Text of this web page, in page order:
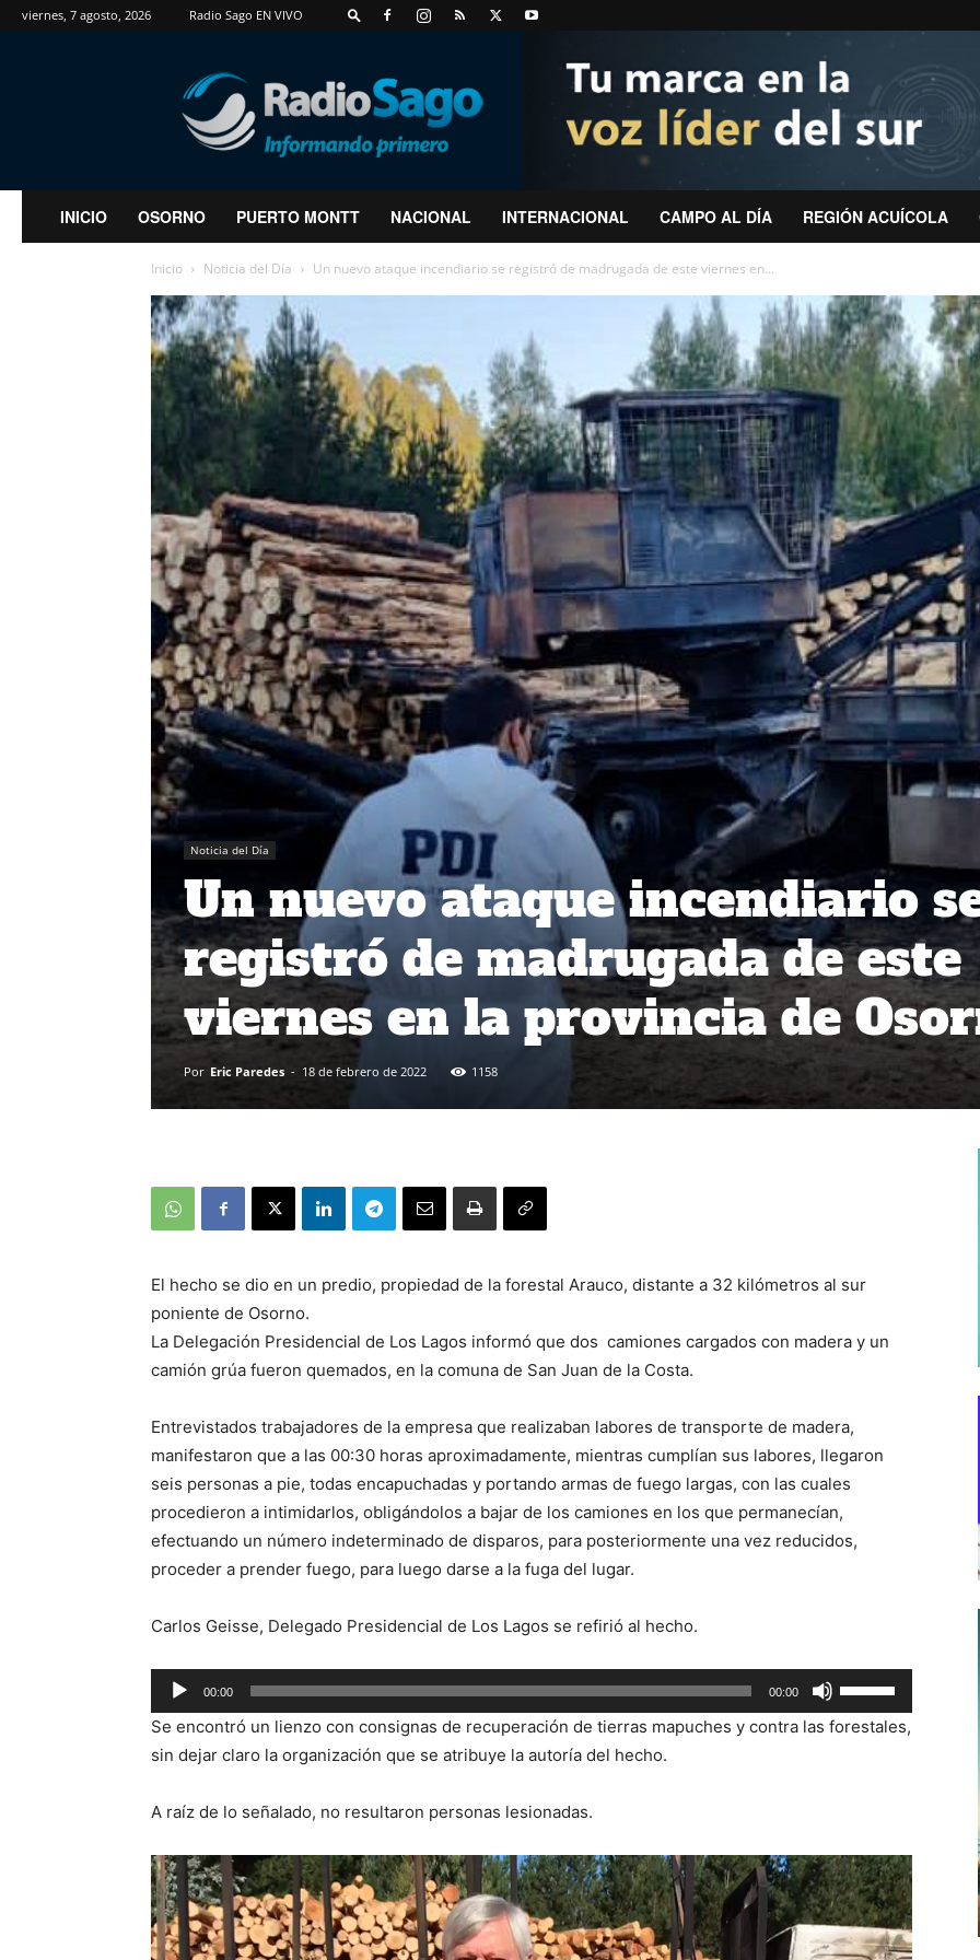
viernes, 7 agosto, 2026 Radio Sago EN VIVO
RadioSago
INICIO OSORNO PUERTO MONTT NACIONAL INTERNACIONAL CAMPO AL DÍA REGIÓN ACUÍCOLA
Inicio Noticia del Día Un nuevo ataque incendiario se registró de madrugada de este viernes en...
Noticia del Día
Un nuevo ataque incendiario
registró de madrugada de este
viernes en la provincia de
Por Eric Paredes - 18 de febrero de 2022 1158
El hecho se dio en un predio, propiedad de la forestal Arauco, distante a 32 kilómetros al sur
poniente de Osorno.
La Delegación Presidencial de Los Lagos informó que dos camiones cargados con madera y un
camión grúa fueron quemados, en la comuna de San Juan de la Costa.
Entrevistados trabajadores de la empresa que realizaban labores de transporte de madera,
manifestaron que a las 00:30 horas aproximadamente, mientras cumplían sus labores, llegaron
seis personas a pie, todas encapuchadas y portando armas de fuego largas, con las cuales
procedieron a intimidarlos, obligándolos a bajar de los camiones en los que permanecían,
efectuando un número indeterminado de disparos, para posteriormente una vez reducidos,
proceder a prender fuego, para luego darse a la fuga del lugar.
Carlos Geisse, Delegado Presidencial de Los Lagos se refirió al hecho.
Reproductor
de
audio
00:00 00:00
las
teclas
para
aumentar
o
disminuir
Se encontró un lienzo con consignas de recuperación de tierras mapuches y contra las forestales,
sin dejar claro la organización que se atribuye la autoría del hecho.
A raíz de lo señalado, no resultaron personas lesionadas.
Reproductor
de
vídeo